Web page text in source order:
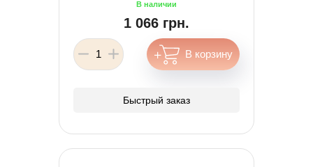
1 066 грн.
Быстрый заказ